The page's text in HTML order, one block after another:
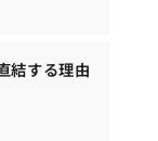
結する理由